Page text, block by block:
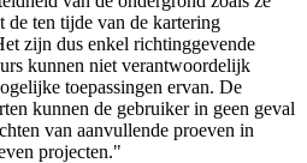
de ten tijde van de kartering
zijn dus enkel richtinggevende
kunnen niet verantwoordelijk
toepassingen ervan. De
kunnen de gebruiker in geen geval
van aanvullende proeven in
projecten."